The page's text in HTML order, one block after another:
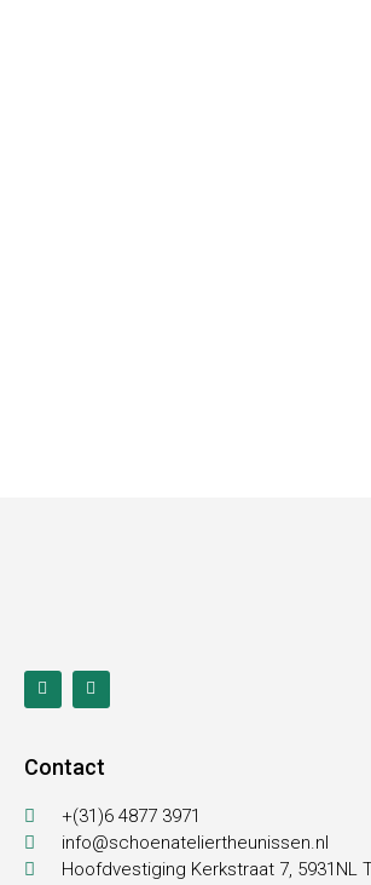
Contact
+(31)6 4877 3971
info@schoenateliertheunissen.nl
Hoofdvestiging Kerkstraat 7, 5931NL